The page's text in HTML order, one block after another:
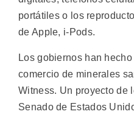
portátiles o los
de Apple, i-Pods.
Los gobiernos han
comercio de minerales
Witness. Un proyecto de
Senado de Estados